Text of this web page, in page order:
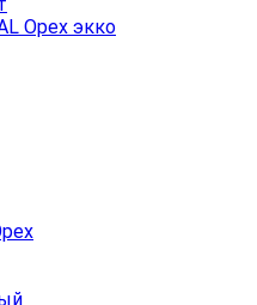
Орех экко